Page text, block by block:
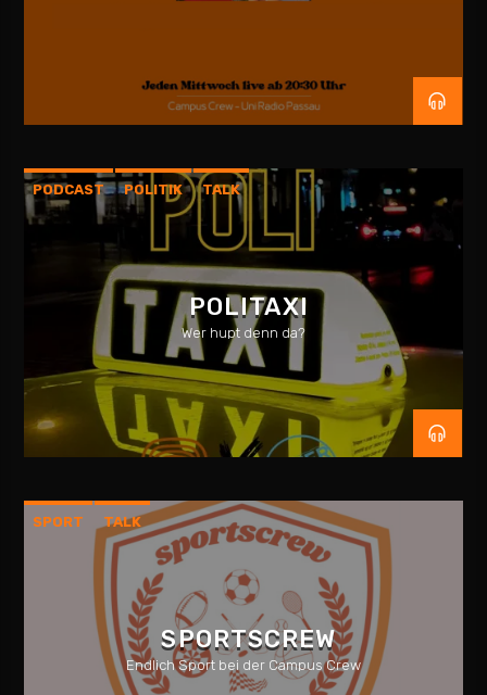
PODCAST POLITIK TALK
POLITAXI
Wer hupt denn da?
SPORT TALK
SPORTSCREW
Endlich Sport bei der Campus Crew